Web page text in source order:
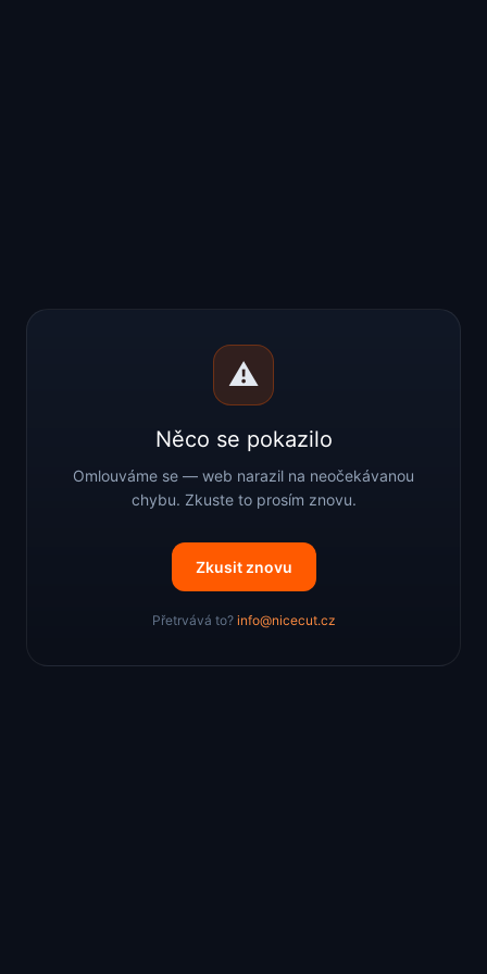
⚠️
Něco se pokazilo
Omlouváme se — web narazil na neočekávanou
chybu. Zkuste to prosím znovu.
Zkusit znovu
Přetrvává to? info@nicecut.cz